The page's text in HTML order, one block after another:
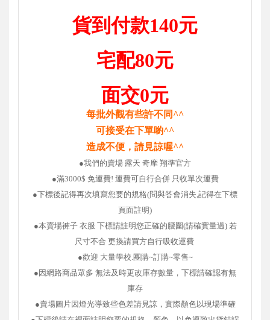
貨到付款140元
宅配80元
面交0元
每批外觀有些許不同^^
可接受在下單喲^^
造成不便，請見諒喔^^
●我們的賣場 露天 奇摩 翔準官方
●滿3000$ 免運費! 運費可自行合併 只收單次運費
●下標後記得再次填寫您要的規格(問與答會消失,記得在下標
頁面註明)
●本賣場褲子 衣服 下標請註明您正確的腰圍(請確實量過) 若
尺寸不合 更換請買方自行吸收運費
●歡迎 大量學校.團購~訂購~零售~
●因網路商品眾多 無法及時更改庫存數量， 下標請確認有無
庫存
●賣場圖片因燈光導致些色差請見諒，實際顏色以現場準確